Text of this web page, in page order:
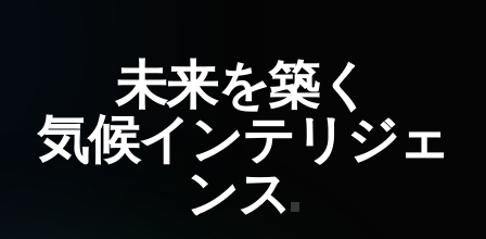
未来を築く
気候インテリジェ
ンス.